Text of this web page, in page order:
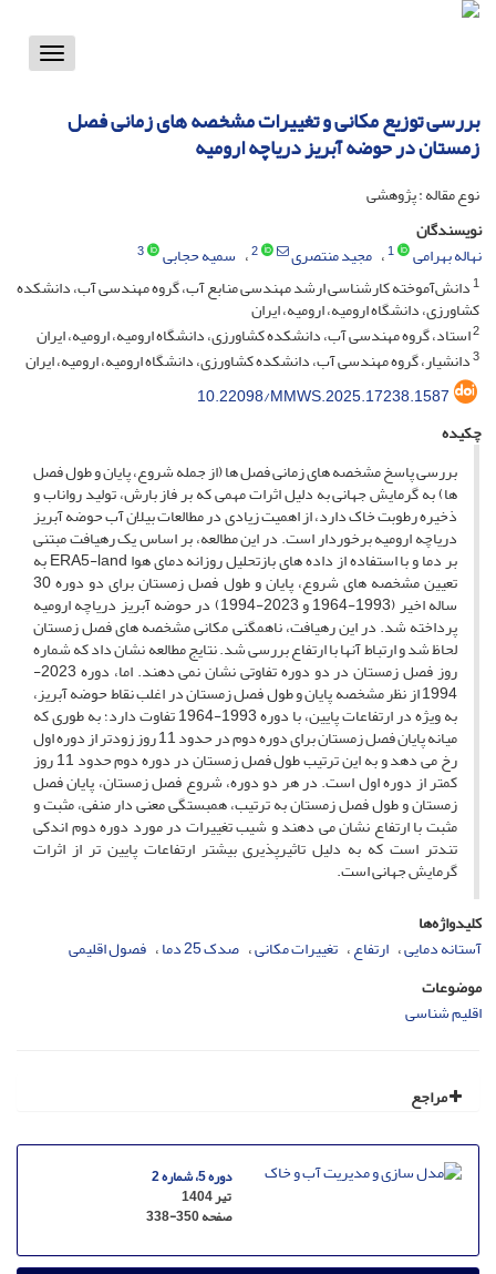
Toggle
بررسی توزیع مکانی و تغییرات مشخصه های زمانی فصل
زمستان در حوضه آبریز دریاچه ارومیه
نوع مقاله : پژوهشی
نویسندگان
نهاله بهرامی
1 مجید منتصری 2 سمیه حجابی
3
1دانش‌آموخته کارشناسی ارشد مهندسی منابع آب، گروه مهندسی آب، دانشکده
کشاورزی، دانشگاه ارومیه، ارومیه، ایران
2استاد، گروه مهندسی آب، دانشکده کشاورزی، دانشگاه ارومیه، ارومیه، ایران
3دانشیار، گروه مهندسی آب، دانشکده کشاورزی، دانشگاه ارومیه، ارومیه، ایران
10.22098/MMWS.2025.17238.1587
چکیده
بررسی پاسخ مشخصه های زمانی فصل ها (از جمله شروع، پایان و طول فصل
ها) به گرمایش جهانی به دلیل اثرات مهمی که بر فاز بارش، تولید رواناب و
ذخیره رطوبت خاک دارد، از اهمیت زیادی در مطالعات بیلان آب حوضه آبریز
دریاچه ارومیه برخوردار است. در این مطالعه، بر اساس یک رهیافت مبتنی
بر دما و با استفاده از داده های بازتحلیل روزانه دمای هوا ERA5-land به
تعیین مشخصه های شروع، پایان و طول فصل زمستان برای دو دوره 30
ساله اخیر (1993-1964 و 2023-1994) در حوضه آبریز دریاچه ارومیه
پرداخته شد. در این رهیافت، ناهمگنی مکانی مشخصه های فصل زمستان
لحاظ شد و ارتباط آنها با ارتفاع بررسی شد. نتایج مطالعه نشان داد که شماره
روز فصل زمستان در دو دوره تفاوتی نشان نمی دهند. اما، دوره 2023-
1994 از نظر مشخصه پایان و طول فصل زمستان در اغلب نقاط حوضه آبریز،
به ویژه در ارتفاعات پایین، با دوره 1993-1964 تفاوت دارد؛ به طوری که
میانه پایان فصل زمستان برای دوره دوم در حدود 11 روز زودتر از دوره اول
رخ می دهد و به این ترتیب طول فصل زمستان در دوره دوم حدود 11 روز
کمتر از دوره اول است. در هر دو دوره، شروع فصل زمستان، پایان فصل
زمستان و طول فصل زمستان به ترتیب، همبستگی معنی دار منفی، مثبت و
مثبت با ارتفاع نشان می دهند و شیب تغییرات در مورد دوره دوم اندکی
تندتر است که به دلیل تاثیرپذیری بیشتر ارتفاعات پایین تر از اثرات
گرمایش جهانی است.
کلیدواژه‌ها
آستانه دمایی ارتفاع تغییرات مکانی صدک 25 دما
فصول اقلیمی
موضوعات
اقلیم شناسی
مراجع
دوره 5، شماره 2
تیر 1404
صفحه338-350